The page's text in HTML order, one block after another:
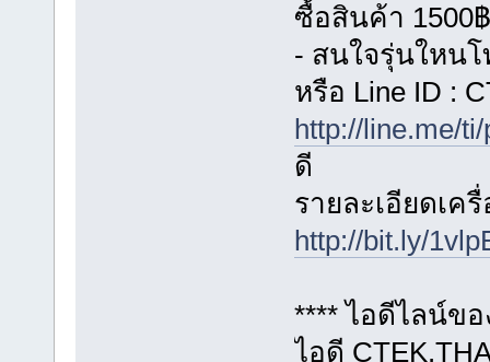
ซื้อสินค้า 1500
- สนใจรุ่นใหนโ
หรือ Line ID :
http://line.me/
ดี
รายละเอียดเค
http://bit.ly/
**** ไอดีไลน์ข
ไอดี